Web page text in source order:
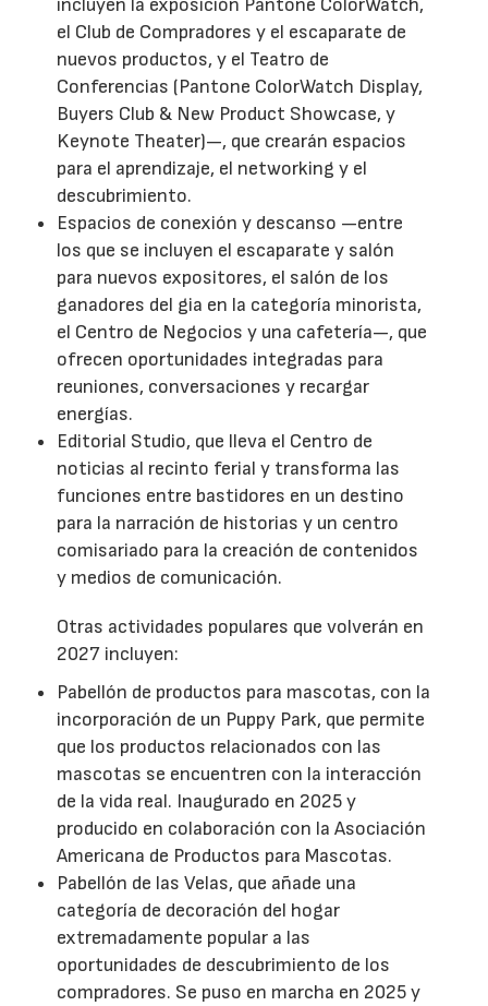
incluyen la exposición Pantone ColorWatch,
el Club de Compradores y el escaparate de
nuevos productos, y el Teatro de
Conferencias (Pantone ColorWatch Display,
Buyers Club & New Product Showcase, y
Keynote Theater)—, que crearán espacios
para el aprendizaje, el networking y el
descubrimiento.
Espacios de conexión y descanso —entre
los que se incluyen el escaparate y salón
para nuevos expositores, el salón de los
ganadores del gia en la categoría minorista,
el Centro de Negocios y una cafetería—, que
ofrecen oportunidades integradas para
reuniones, conversaciones y recargar
energías.
Editorial Studio, que lleva el Centro de
noticias al recinto ferial y transforma las
funciones entre bastidores en un destino
para la narración de historias y un centro
comisariado para la creación de contenidos
y medios de comunicación.
Otras actividades populares que volverán en
2027 incluyen:
Pabellón de productos para mascotas, con la
incorporación de un Puppy Park, que permite
que los productos relacionados con las
mascotas se encuentren con la interacción
de la vida real. Inaugurado en 2025 y
producido en colaboración con la Asociación
Americana de Productos para Mascotas.
Pabellón de las Velas, que añade una
categoría de decoración del hogar
extremadamente popular a las
oportunidades de descubrimiento de los
compradores. Se puso en marcha en 2025 y